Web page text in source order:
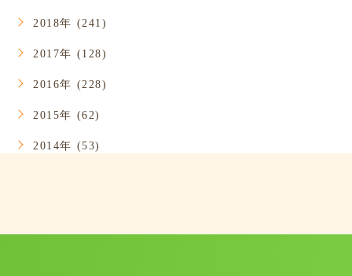
2018年 (241)
2017年 (128)
2016年 (228)
2015年 (62)
2014年 (53)